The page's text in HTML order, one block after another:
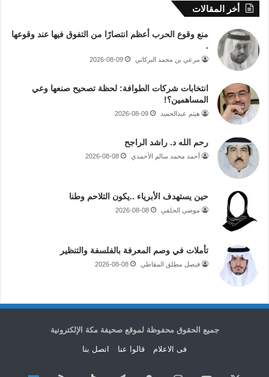
أخر المقالات
منع وقوع الحرب أعظم انتصارًا من التفوق فيها عند وقوعها
.
مرعي بن محمد البركاتي 2026-08-09
انتخابات شركات الطوافة: لحظة تصحيح صنعها وعي
المساهمين؟!
هيثم عبدالحميد 2026-08-09
رحم الله د. راشد الراجح
أحمد محمد سالم الأحمدي 2026-08-08
حين يستهدف الأبرياء ..يكون التلاحم وطنا
موضي الحلفي 2026-08-08
تأملات في وصم المعرفة بالفلسفة والتنظير
فيصل مطلق المقاطي 2026-08-08
جميع الحقوق محفوظة لموقع صحيفة مكة الإلكترونية
فى الاعلام قالوا عنا اتصل بنا